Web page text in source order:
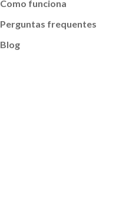
Como funciona
Perguntas frequentes
Blog